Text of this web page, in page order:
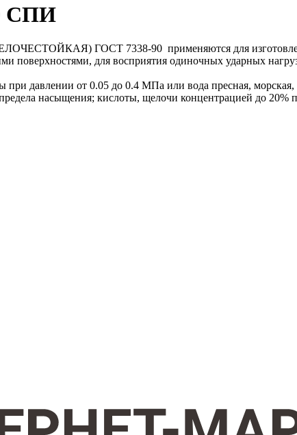
СПИ
ГОСТ 7338-90 применяются для изготовления
для восприятия одиночных ударных
при давлении от 0.05 до 0.4 МПа или вода пресная,
насыщения; кислоты, щелочи концентрацией до